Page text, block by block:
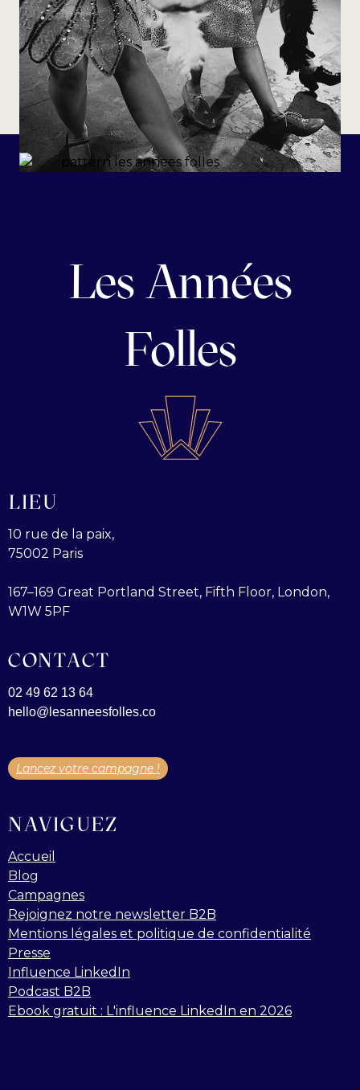
Les Années
Folles
LIEU
10 rue de la paix,
75002 Paris
167–169 Great Portland Street, Fifth Floor, London,
W1W 5PF
CONTACT
02 49 62 13 64
hello@lesanneesfolles.co
Lancez votre campagne !
NAVIGUEZ
Accueil
Blog
Campagnes
Rejoignez notre newsletter B2B
Mentions légales et politique de confidentialité
Presse
Influence LinkedIn
Podcast B2B
Ebook gratuit : L'influence LinkedIn en 2026